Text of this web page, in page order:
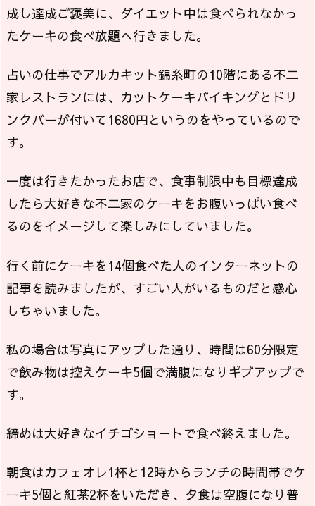
成し達成ご褒美に、ダイエット中は食べられなかっ
たケーキの食べ放題へ行きました。
占いの仕事でアルカキット錦糸町の10階にある不二
家レストランには、カットケーキバイキングとドリ
ンクバーが付いて1680円というのをやっているので
す。
一度は行きたかったお店で、食事制限中も目標達成
したら大好きな不二家のケーキをお腹いっぱい食べ
るのをイメージして楽しみにしていました。
行く前にケーキを14個食べた人のインターネットの
記事を読みましたが、すごい人がいるものだと感心
しちゃいました。
私の場合は写真にアップした通り、時間は60分限定
で飲み物は控えケーキ5個で満腹になりギブアップで
す。
締めは大好きなイチゴショートで食べ終えました。
朝食はカフェオレ1杯と12時からランチの時間帯でケ
ーキ5個と紅茶2杯をいただき、夕食は空腹になり普